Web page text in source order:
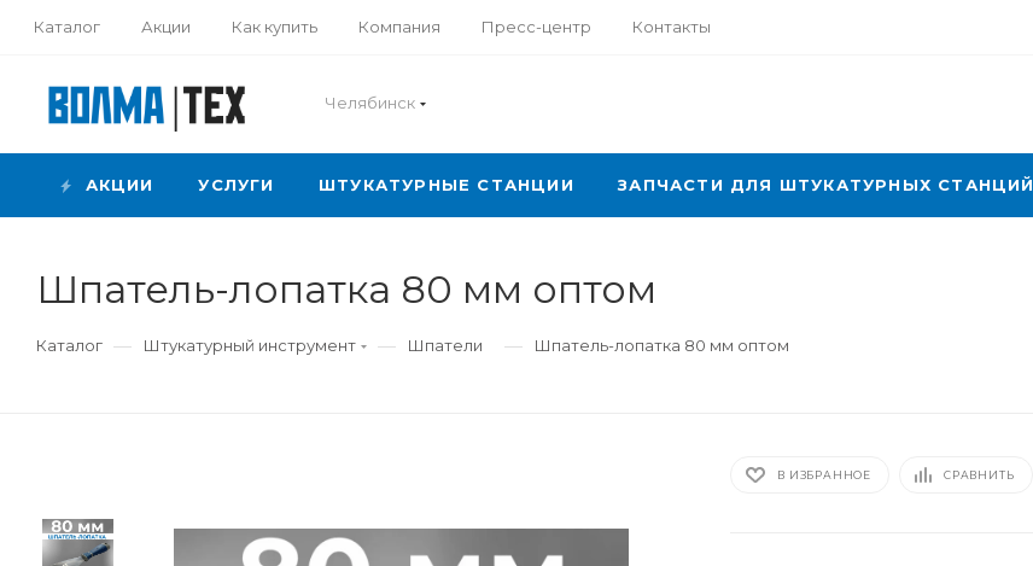
Каталог Акции Как купить Компания Пресс-центр Контакты
Челябинск
АКЦИИ УСЛУГИ ШТУКАТУРНЫЕ СТАНЦИИ ЗАПЧАСТИ ДЛЯ ШТУКАТУРНЫХ СТАНЦИЙ
Шпатель-лопатка 80 мм оптом
Каталог — Штукатурный инструмент — Шпатели — Шпатель-лопатка 80 мм оптом
В ИЗБРАННОЕ СРАВНИТЬ